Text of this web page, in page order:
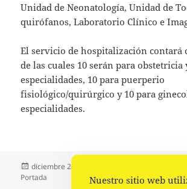
Unidad de Neonatología, Unidad de
quirófanos, Laboratorio Clínico e
El servicio de hospitalización contará
de las cuales 10 serán para obstetricia
especialidades, 10 para puerperio
fisiológico/quirúrgico y 10 para
especialidades.
Publicado
el
diciembre 28, 2022
Portada
Nuestro sitio web